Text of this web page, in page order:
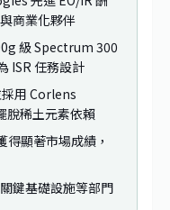
商業化夥伴
級 Spectrum 300
ISR 任務設計
用 Corlens
脫稀土元素依賴
顯著市場成績，
鍵基礎設施等部門